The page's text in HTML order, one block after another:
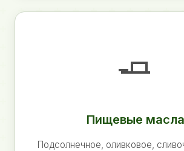
🧈
Пищевые масла
Подсолнечное, оливковое,